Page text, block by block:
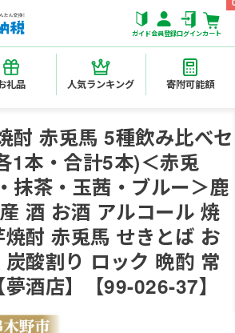
ガイド会員登録ログインカート
礼品 人気ランキング 寄附可能額
酎 赤兎馬 5種飲み比べセ
1本・合計5本)＜赤兎
抹茶・玉茜・ブルー＞鹿
酒 お酒 アルコール 焼
酎 赤兎馬 せきとば お
酸割り ロック 晩酌 常
酒店】【99-026-37】